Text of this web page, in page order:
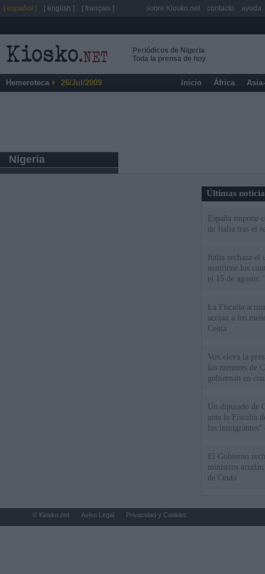
Periódicos de Nigeria
Toda la prensa de hoy
Hemeroteca 26/Jul/2009 Inicio África
Nigeria
Últimas
España impone
de Italia tras el
Italia rechaza
mantiene los
el 15 de agosto:
La Fiscalía
acojan a los
Ceuta
Vox eleva la
los menores de
gobiernan en
Un diputado de
ante la Fiscalía
los inmigrantes”
El Gobierno
ministros
de Ceuta
[ español ] [ english ] [ français ] sobre Kiosko.net contacto ayuda
© Kiosko.net Aviso Legal Privacidad y Cookies